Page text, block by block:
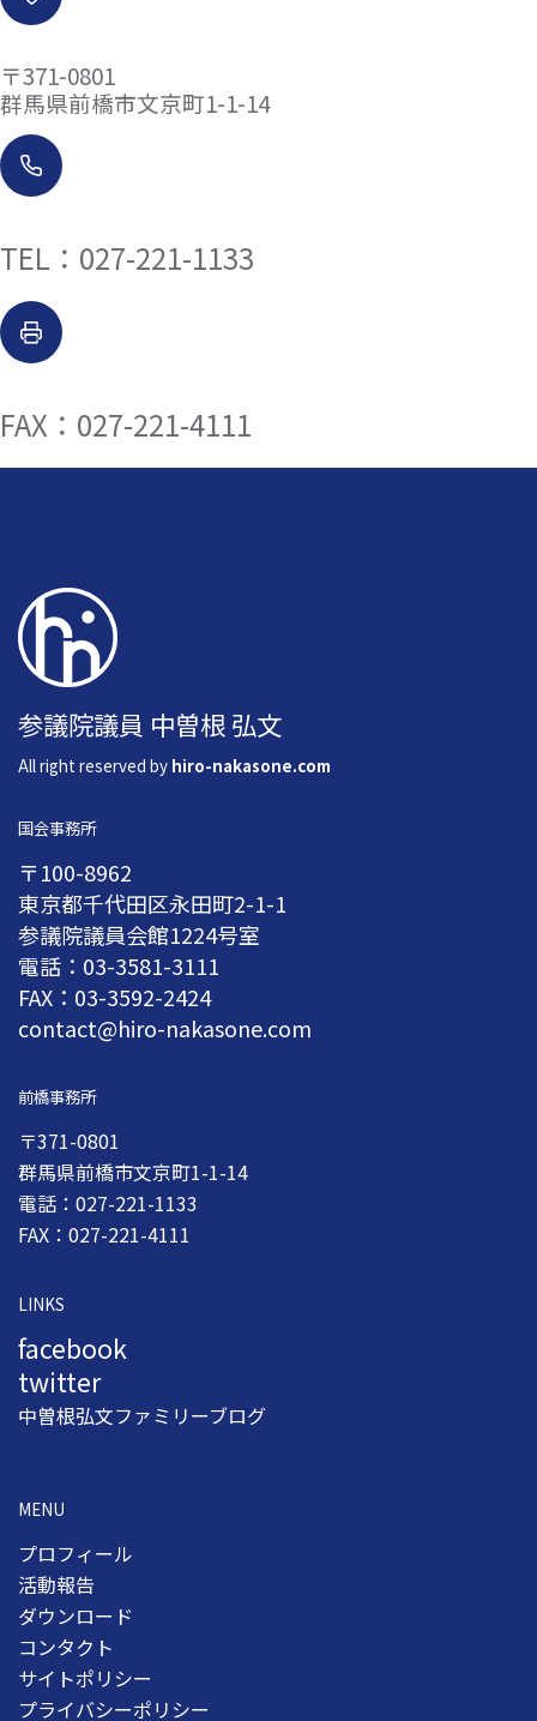
〒371-0801
群馬県前橋市文京町1-1-14
TEL：027-221-1133
FAX：027-221-4111
参議院議員 中曽根 弘文
All right reserved by hiro-nakasone.com
国会事務所
〒100-8962
東京都千代田区永田町2-1-1
参議院議員会館1224号室
電話：03-3581-3111
FAX：03-3592-2424
contact@hiro-nakasone.com
前橋事務所
〒371-0801
群馬県前橋市文京町1-1-14
電話：027-221-1133
FAX：027-221-4111
LINKS
facebook
twitter
中曽根弘文ファミリーブログ
MENU
プロフィール
活動報告
ダウンロード
コンタクト
サイトポリシー
プライバシーポリシー